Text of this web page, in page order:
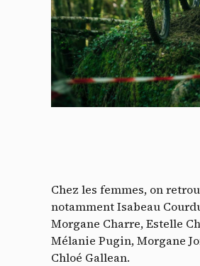
Chez les femmes, on
notamment Isabeau
Morgane Charre, Estelle
Mélanie Pugin, Morgane
Chloé Gallean.